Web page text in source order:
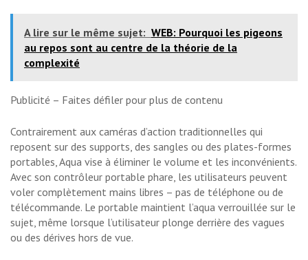
A lire sur le même sujet: WEB: Pourquoi les pigeons
au repos sont au centre de la théorie de la
complexité
Publicité – Faites défiler pour plus de contenu
Contrairement aux caméras d’action traditionnelles qui
reposent sur des supports, des sangles ou des plates-formes
portables, Aqua vise à éliminer le volume et les inconvénients.
Avec son contrôleur portable phare, les utilisateurs peuvent
voler complètement mains libres – pas de téléphone ou de
télécommande. Le portable maintient l’aqua verrouillée sur le
sujet, même lorsque l’utilisateur plonge derrière des vagues
ou des dérives hors de vue.